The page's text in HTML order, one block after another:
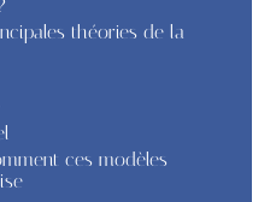
théories de la
ces modèles